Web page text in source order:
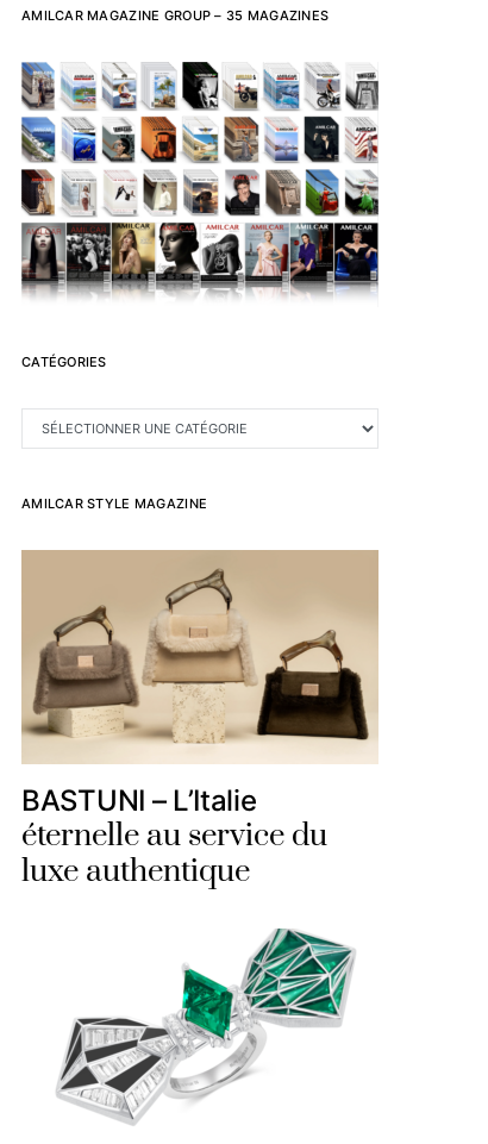
AMILCAR MAGAZINE GROUP – 35 MAGAZINES
CATÉGORIES
CATÉGORIES
AMILCAR STYLE MAGAZINE
BASTUNI – L’Italie
éternelle au service du
luxe authentique